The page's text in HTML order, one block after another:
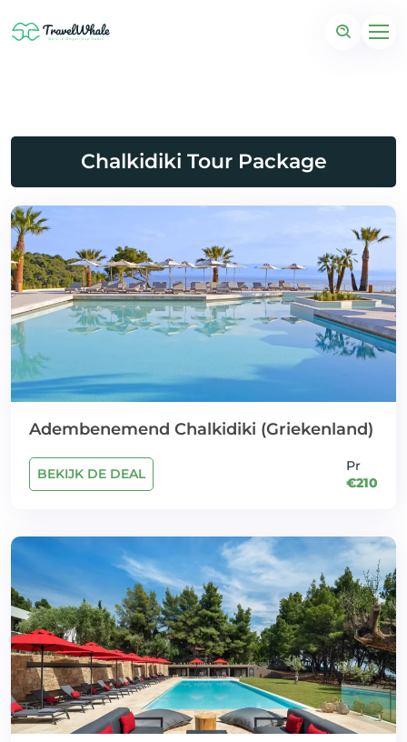
Chalkidiki Tour Package
Adembenemend Chalkidiki (Griekenland)
BEKIJK DE DEAL
Pr
€210